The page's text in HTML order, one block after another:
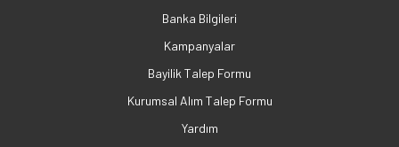
Banka Bilgileri
Kampanyalar
Bayilik Talep Formu
Kurumsal Alım Talep Formu
Yardım